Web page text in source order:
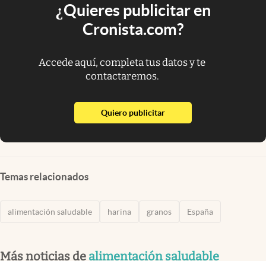
¿Quieres publicitar en
Cronista.com?
Accede aquí, completa tus datos y te
contactaremos.
Quiero publicitarabre en nueva pestaña
Temas relacionados
alimentación saludable harina granos España
Más noticias de alimentación saludable